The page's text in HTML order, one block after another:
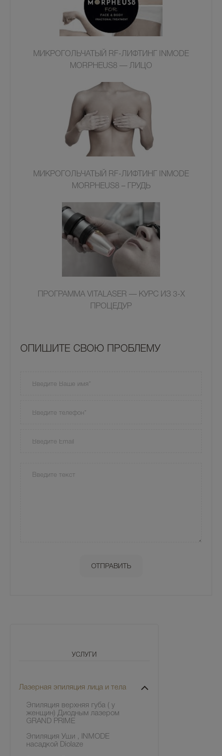
УСЛУГИ
Лазерная эпиляция лица и тела
Эпиляция верхняя губа ( у
женщин) Диодным лазером
GRAND PRIME
Эпиляция Уши , INMODE
насадкой Diolaze
МИКРОГОЛЬЧАТЫЙ RF-ЛИФТИНГ INMODE
MORPHEUS8 — ЛИЦО
МИКРОГОЛЬЧАТЫЙ RF-ЛИФТИНГ INMODE
MORPHEUS8 – ГРУДЬ
ПРОГРАММА VITALASER — КУРС ИЗ 3-Х
ПРОЦЕДУР
OПИШИТЕ СВОЮ ПРОБЛЕМУ